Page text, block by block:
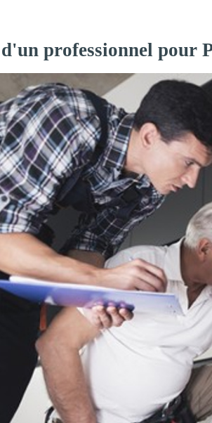
professionnel pour